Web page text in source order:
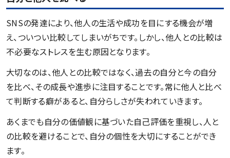
SNSの発達により、他人の生活や成功を目にする機会が増
え、ついつい比較してしまいがちです。しかし、他人との比較は
不必要なストレスを生む原因となります。
大切なのは、他人との比較ではなく、過去の自分と今の自分
を比べ、その成長や進歩に注目することです。常に他人と比べ
て判断する癖があると、自分らしさが失われていきます。
あくまでも自分の価値観に基づいた自己評価を重視し、人と
の比較を避けることで、自分の個性を大切にすることができ
ます。